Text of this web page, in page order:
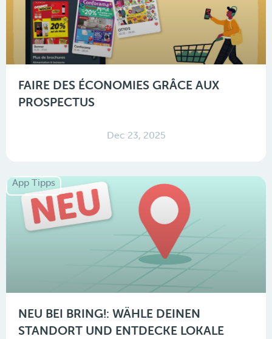
FAIRE DES ÉCONOMIES GRÂCE AUX
PROSPECTUS
Dec 23, 2025
App Tipps
NEU BEI BRING!: WÄHLE DEINEN
STANDORT UND ENTDECKE LOKALE